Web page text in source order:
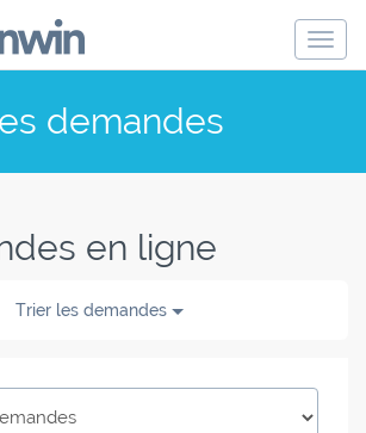
demandes
en ligne
Trier les demandes